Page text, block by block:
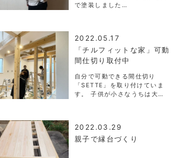
で塗装しました…
2022.05.17
「チルフィットな家」可動
間仕切り取付中
自分で可動できる間仕切り
「SETTE」を取り付けていま
す。 子供が小さなうちは大…
2022.03.29
親子で縁台づくり